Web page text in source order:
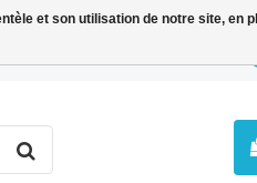
BLOG
et son utilisation de notre site, en